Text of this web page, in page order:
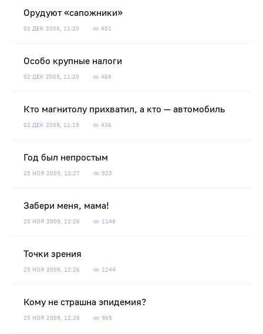
Орудуют «сапожники»
02 ДЕК 2009, 11:20 401
Особо крупные налоги
02 ДЕК 2009, 11:20 468
Кто магнитолу прихватил, а кто — автомобиль
02 ДЕК 2009, 11:19 436
Год был непростым
25 НОЯ 2009, 12:27 923
Забери меня, мама!
25 НОЯ 2009, 12:26 1148
Точки зрения
25 НОЯ 2009, 12:26 1244
Кому не страшна эпидемия?
25 НОЯ 2009, 12:26 965